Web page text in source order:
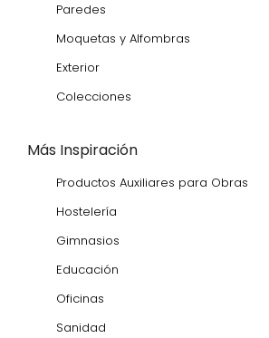
Paredes
Moquetas y Alfombras
Exterior
Colecciones
Más Inspiración
Productos Auxiliares para Obras
Hostelería
Gimnasios
Educación
Oficinas
Sanidad